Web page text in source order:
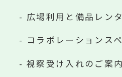
広場利用と備品レン
コラボレーションス
視察受け入れのご案内